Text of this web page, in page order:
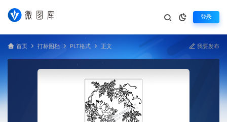
登录
首页 打标图档 PLT格式 正文 我要发布